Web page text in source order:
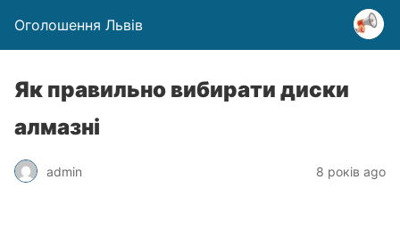
Оголошення Львів
Як правильно вибирати диски
алмазні
admin 8 років ago